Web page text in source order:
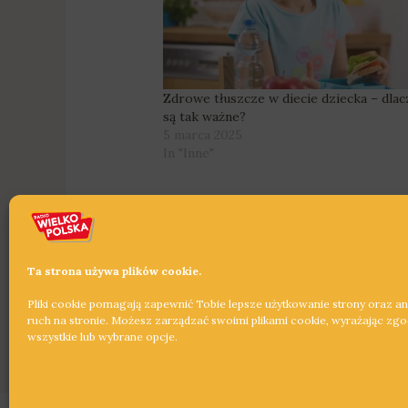
Ta strona używa plików cookie.
Pliki cookie pomagają zapewnić Tobie lepsze użytkowanie strony oraz
ruch na stronie. Możesz zarządzać swoimi plikami cookie, wyrażając
wszystkie lub wybrane opcje.
Zdrowe tłuszcze w diecie dziecka –
są tak ważne?
←Poprzedni Wpis